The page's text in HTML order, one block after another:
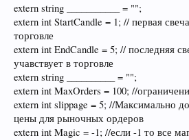
extern string ___________ = "";
extern int StartCandle = 1; // первая
торговле
extern int EndCandle = 5; // последняя
учавствует в торговле
extern string __________ = "";
extern int MaxOrders = 100; //
extern int slippage = 5; //Максимально
цены для рыночных ордеров
extern int Magic = -1; //если -1 то все